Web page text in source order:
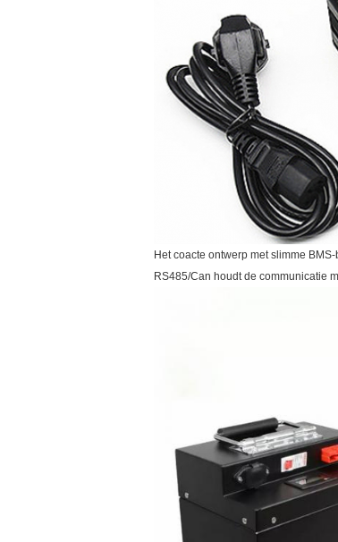
Het coacte ontwerp met slimme
RS485/Can houdt de communicatie